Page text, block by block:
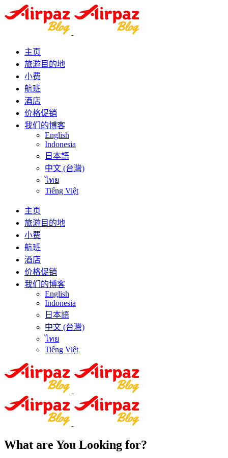
主页
旅游目的地
小费
航班
酒店
价格促销
我们的博客
English
Indonesia
日本語
中文 (台灣)
ไทย
Tiếng Việt
主页
旅游目的地
小费
航班
酒店
价格促销
我们的博客
English
Indonesia
日本語
中文 (台灣)
ไทย
Tiếng Việt
What are You Looking for?